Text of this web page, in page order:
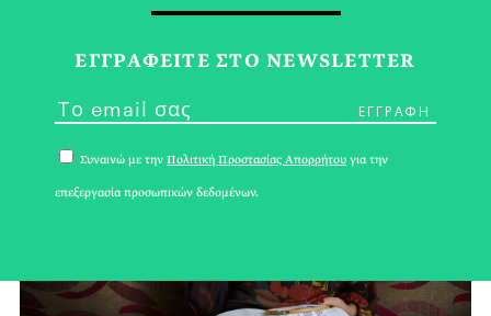
ΕΓΓPΑΦΕΙΤΕ ΣΤΟ NEWSLETTER
Συναινώ με την Πολιτική Προστασίας Απορρήτου για την
επεξεργασία προσωπικών δεδομένων.